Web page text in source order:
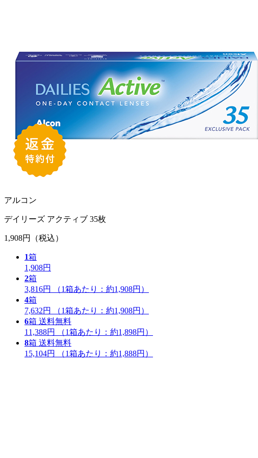
アルコン
デイリーズ アクティブ 35枚
1,908円 （税込）
1箱
1,908円
2箱
3,816円
（1箱あたり： 約1,908円 ）
4箱
7,632円
（1箱あたり： 約1,908円 ）
6箱 送料無料
11,388円
（1箱あたり： 約1,898円 ）
8箱 送料無料
15,104円
（1箱あたり： 約1,888円 ）